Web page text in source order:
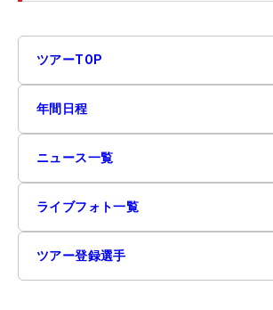
ツアーTOP
年間日程
ニュース一覧
ライブフォト一覧
ツアー登録選手